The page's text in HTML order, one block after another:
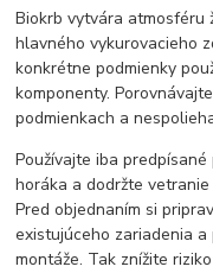
Biokrb vytvára atmosféru
hlavného vykurovacieho
konkrétne podmienky
komponenty.
podmienkach a
Používajte iba
horáka a dodržte
Pred objednaním si
existujúceho zariadenia
montáže. Tak znížite